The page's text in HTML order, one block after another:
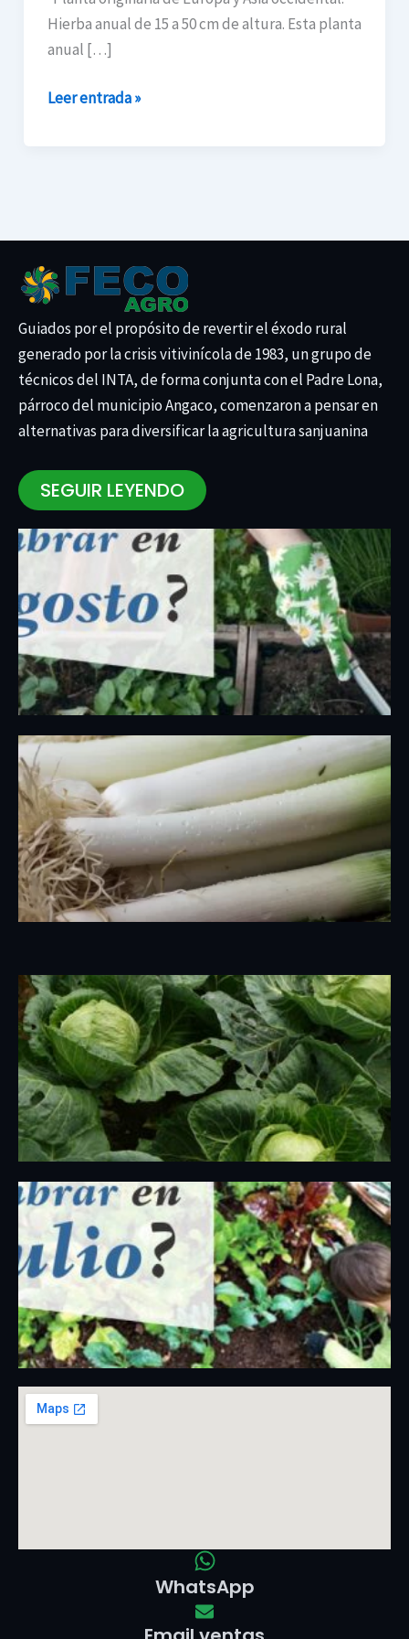
Hierba anual de 15 a 50 cm de altura. Esta planta
anual […]
Leer entrada »
Guiados por el propósito de revertir el éxodo rural
generado por la crisis vitivinícola de 1983, un grupo de
técnicos del INTA, de forma conjunta con el Padre Lona,
párroco del municipio Angaco, comenzaron a pensar en
alternativas para diversificar la agricultura sanjuanina
SEGUIR LEYENDO
WhatsApp